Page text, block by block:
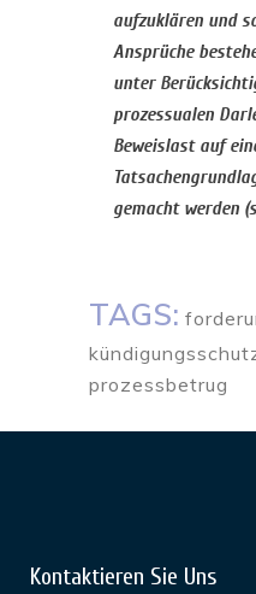
aufzuklären und
Ansprüche
unter
prozessualen
Beweislast auf
gemacht werden
TAGS:
prozessbetrug
Kontaktieren Sie Uns